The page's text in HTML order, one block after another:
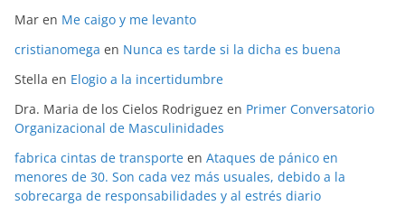
Mar en Me caigo y me levanto
cristianomega en Nunca es tarde si la dicha es buena
Stella en Elogio a la incertidumbre
Dra. Maria de los Cielos Rodriguez en Primer Conversatorio
Organizacional de Masculinidades
fabrica cintas de transporte en Ataques de pánico en
menores de 30. Son cada vez más usuales, debido a la
sobrecarga de responsabilidades y al estrés diario